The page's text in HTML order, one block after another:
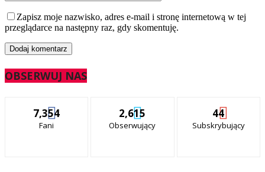
Zapisz moje nazwisko, adres e-mail i stronę internetową w tej
przeglądarce na następny raz, gdy skomentuję.
OBSERWUJ NAS
7,354
Fani
2,615
Obserwujący
44
Subskrybujący